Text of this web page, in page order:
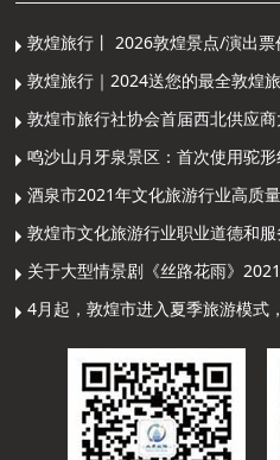
敦煌旅行丨 2026敦煌景点/演出票
敦煌旅行｜2024送您的最全敦煌